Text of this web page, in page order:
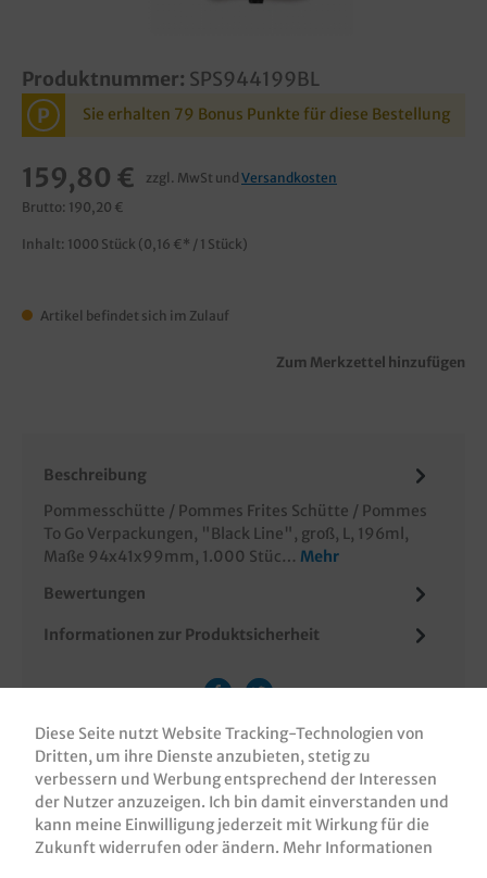
Produktnummer: SPS944199BL
P Sie erhalten 79 Bonus Punkte für diese Bestellung
159,80 € zzgl. MwSt und Versandkosten
Brutto: 190,20 €
Inhalt: 1000 Stück (0,16 €* / 1 Stück)
Artikel befindet sich im Zulauf
Zum Merkzettel hinzufügen
Beschreibung
Pommesschütte / Pommes Frites Schütte / Pommes
To Go Verpackungen, "Black Line", groß, L, 196ml,
Maße 94x41x99mm, 1.000 Stüc… Mehr
Bewertungen
Informationen zur Produktsicherheit
KUNDEN, DIE DIESES PRODUKT GEKAUFT
Diese Seite nutzt Website Tracking-Technologien von
Dritten, um ihre Dienste anzubieten, stetig zu
verbessern und Werbung entsprechend der Interessen
der Nutzer anzuzeigen. Ich bin damit einverstanden und
kann meine Einwilligung jederzeit mit Wirkung für die
Zukunft widerrufen oder ändern. Mehr Informationen